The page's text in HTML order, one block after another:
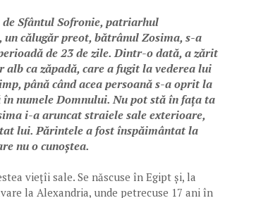
Sfântul Sofronie, patriarhul
călugăr preot, bătrânul Zosima, s-a
de 23 de zile. Dintr-o dată, a zărit
ca zăpadă, care a fugit la vederea lui
până când acea persoană s-a oprit la
numele Domnului. Nu pot stă în fața ta
i-a aruncat straiele sale exterioare,
lui. Părintele a fost înspăimântat la
nu o cunoștea.
viețîi sale. Se născuse în Egipt și, la
la Alexandria, unde petrecuse 17 ani în